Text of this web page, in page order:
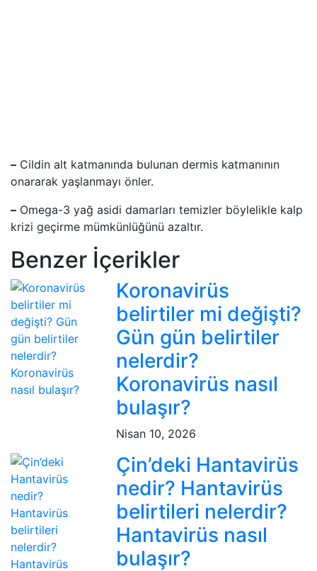
– Cildin alt katmanında bulunan dermis katmanının
onararak yaşlanmayı önler.
– Omega-3 yağ asidi damarları temizler böylelikle kalp
krizi geçirme mümkünlüğünü azaltır.
Benzer İçerikler
Koronavirüs
belirtiler mi değişti?
Gün gün belirtiler
nelerdir?
Koronavirüs nasıl
bulaşır?
Nisan 10, 2026
Çin’deki Hantavirüs
nedir? Hantavirüs
belirtileri nelerdir?
Hantavirüs nasıl
bulaşır?